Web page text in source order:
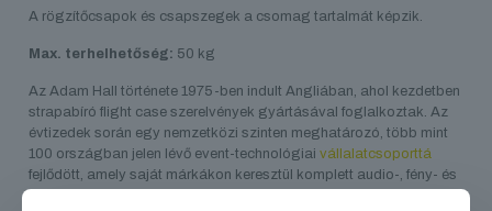
A rögzítőcsapok és csapszegek a csomag tartalmát képzik.
Max. terhelhetőség: 50 kg
Az Adam Hall története 1975-ben indult Angliában, ahol kezdetben
strapabíró flight case szerelvények gyártásával foglalkoztak. Az
évtizedek során egy nemzetközi szinten meghatározó, több mint
100 országban jelen lévő event-technológiaivállalatcsoporttá
fejlődött, amely saját márkákon keresztül komplett audio-, fény- és
színpadtechnikai megoldásokat kínál. Ma az iparág egyik vezető